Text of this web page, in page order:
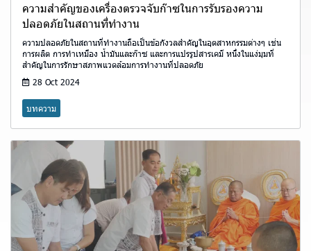
ความสำคัญของเครื่องตรวจจับก๊าซในการรับรองความ
ปลอดภัยในสถานที่ทำงาน
ความปลอดภัยในสถานที่ทำงานถือเป็นข้อกังวลสำคัญในอุตสาหกรรมต่างๆ เช่น
การผลิต การทำเหมือง น้ำมันและก๊าซ และการแปรรูปสารเคมี หนึ่งในแง่มุมที่
สำคัญในการรักษาสภาพแวดล้อมการทำงานที่ปลอดภัย
28 Oct 2024
บทความ